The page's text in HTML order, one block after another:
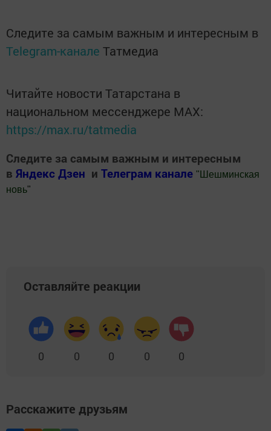
Следите за самым важным и интересным в
Telegram-канале Татмедиа
Читайте новости Татарстана в
национальном мессенджере MАХ:
https://max.ru/tatmedia
Следите за самым важным и интересным
в Яндекс Дзен и Телеграм канале " Шешминская
новь"
Оставляйте реакции
0 0 0 0 0
Расскажите друзьям